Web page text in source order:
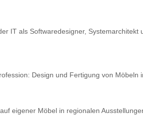
IT als Softwaredesigner,
Design und Fertigung von Möbeln
eigener Möbel in regionalen